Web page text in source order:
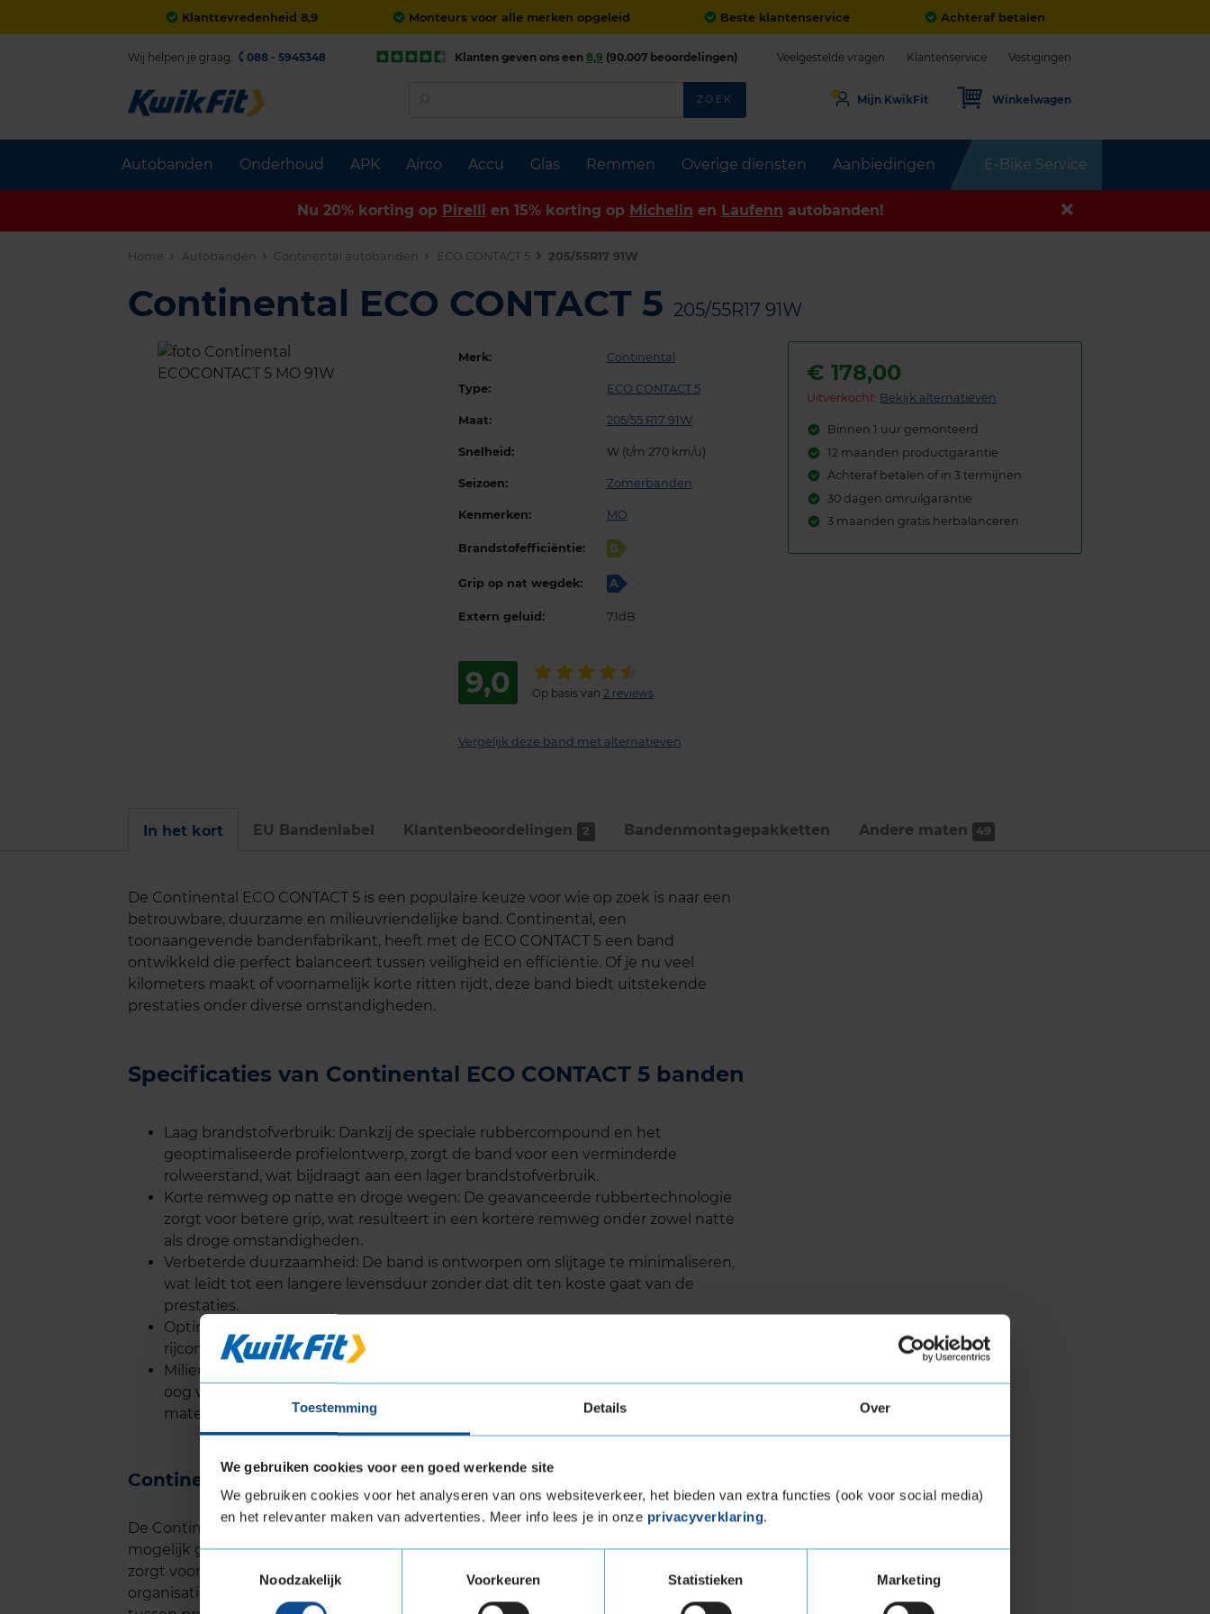
Toestemming Details Over
We gebruiken cookies voor een goed werkende site
We gebruiken cookies voor het analyseren van ons websiteverkeer, het bieden van extra functies (ook voor social media)
en het relevanter maken van advertenties. Meer info lees je in onze privacyverklaring.
Toestemmingsselectie
Noodzakelijk
Voorkeuren Statistieken Marketing
Klanttevredenheid 8,9 Monteurs voor alle merken opgeleid Beste klantenservice Achteraf betalen
Autobanden Onderhoud APK Airco Accu Glas Remmen Overige diensten Aanbiedingen E-Bike Service
Wij helpen je graag. 088 - 5945348 Klanten geven ons een 8,9 (90.007 beoordelingen) Veelgestelde vragen Klantenservice Vestigingen
ZOEK Mijn KwikFit Winkelwagen
Nu 20% korting op Pirelli en 15% korting op Michelin en Laufenn autobanden!
Home Autobanden Continental autobanden ECO CONTACT 5 205/55R17 91W
Continental ECO CONTACT 5 205/55R17 91W
Merk: Continental
Type: ECO CONTACT 5
Maat: 205/55 R17 91W
Snelheid: W (t/m 270 km/u)
Seizoen: Zomerbanden
Kenmerken: MO
Brandstofefficiëntie: B
Grip op nat wegdek: A
Extern geluid: 71dB
9,0 Op basis van 2 reviews
Vergelijk deze band met alternatieven
€178,00
Uitverkocht: Bekijk alternatieven
Binnen 1 uur gemonteerd
12 maanden productgarantie
Achteraf betalen of in 3 termijnen
30 dagen omruilgarantie
3 maanden gratis herbalanceren
In het kort EU Bandenlabel Klantenbeoordelingen 2 Bandenmontage­pakketten Andere maten 49
De Continental ECO CONTACT 5 is een populaire keuze voor wie op zoek is naar een
betrouwbare, duurzame en milieuvriendelijke band. Continental, een
toonaangevende bandenfabrikant, heeft met de ECO CONTACT 5 een band
ontwikkeld die perfect balanceert tussen veiligheid en efficiëntie. Of je nu veel
kilometers maakt of voornamelijk korte ritten rijdt, deze band biedt uitstekende
prestaties onder diverse omstandigheden.
Specificaties van Continental ECO CONTACT 5 banden
Laag brandstofverbruik: Dankzij de speciale rubbercompound en het
geoptimaliseerde profielontwerp, zorgt de band voor een verminderde
rolweerstand, wat bijdraagt aan een lager brandstofverbruik.
Korte remweg op natte en droge wegen: De geavanceerde rubbertechnologie
zorgt voor betere grip, wat resulteert in een kortere remweg onder zowel natte
als droge omstandigheden.
Verbeterde duurzaamheid: De band is ontworpen om slijtage te minimaliseren,
wat leidt tot een langere levensduur zonder dat dit ten koste gaat van de
prestaties.
Optimale handling: Het bandprofiel biedt een precieze stuurrespons, wat het
rijcomfort en de veiligheid verhoogt, vooral bij hogere snelheden.
Milieuvriendelijk: De Continental ECO CONTACT 5 is specifiek ontwikkeld met
oog voor het milieu, met minder CO2-uitstoot en gebruik van duurzame
materialen.
Continental ECO CONTACT 5 levensduur
De Continental ECO CONTACT 5 staat bekend om zijn lange levensduur. Dit wordt
mogelijk gemaakt door de innovatieve rubbercompound, die slijtage tegengaat en
zorgt voor gelijkmatige slijtage van het loopvlak. Uit tests van onafhankelijke
organisaties, zoals de ANWB en ADAC, blijkt dat deze band een goede balans biedt